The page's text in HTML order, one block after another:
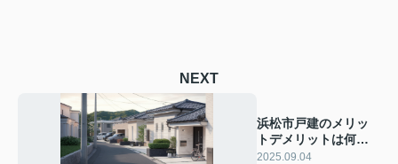
NEXT
浜松市戸建のメリッ
トデメリットは何？
購入前に知っておく
2025.09.04